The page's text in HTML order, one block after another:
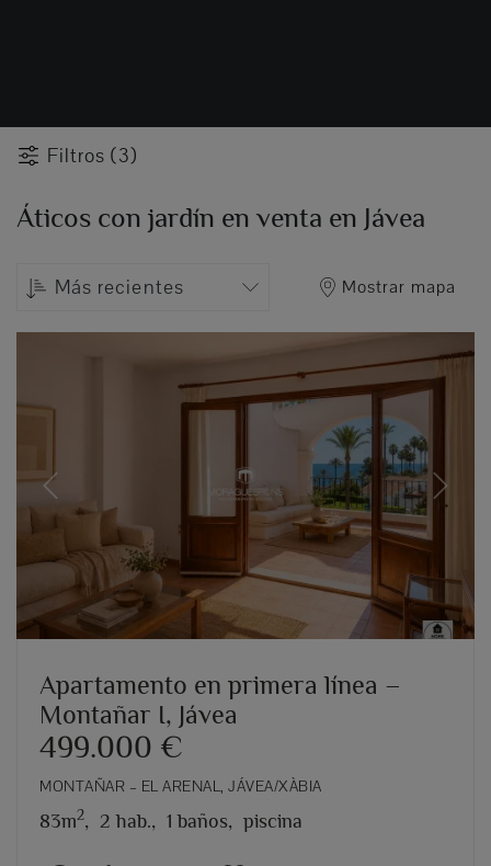
Filtros (3)
Áticos con jardín en venta en Jávea
Más recientes Mostrar mapa
Previous Next
Apartamento en primera línea –
Montañar I, Jávea
499.000 €
MONTAÑAR – EL ARENAL, JÁVEA/XÀBIA
83m2, 2 hab., 1 baños, piscina